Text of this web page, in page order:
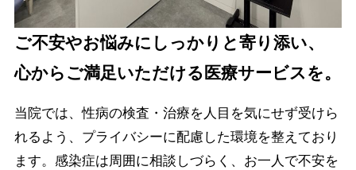
ご不安やお悩みにしっかりと寄り添い、
心からご満足いただける医療サービスを。
当院では、性病の検査・治療を人目を気にせず受けら
れるよう、プライバシーに配慮した環境を整えており
ます。感染症は周囲に相談しづらく、お一人で不安を